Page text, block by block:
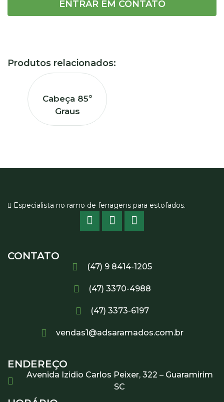
ENTRAR EM CONTATO
Produtos relacionados:
Cabeça 85º
Graus
Especialista no ramo de ferragens para estofados.
CONTATO
(47) 9 8414-1205
(47) 3370-4988
(47) 3373-6197
vendas1@adsaramados.com.br
ENDEREÇO
Avenida Izidio Carlos Peixer, 322 – Guaramirim
SC